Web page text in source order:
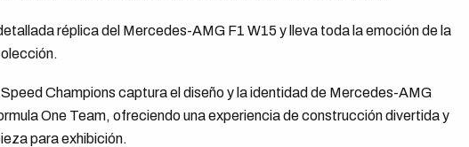
réplica del Mercedes-AMG F1 W15 y lleva toda la emoción de la
Champions captura el diseño y la identidad de Mercedes-AMG
One Team, ofreciendo una experiencia de construcción divertida y
para exhibición.